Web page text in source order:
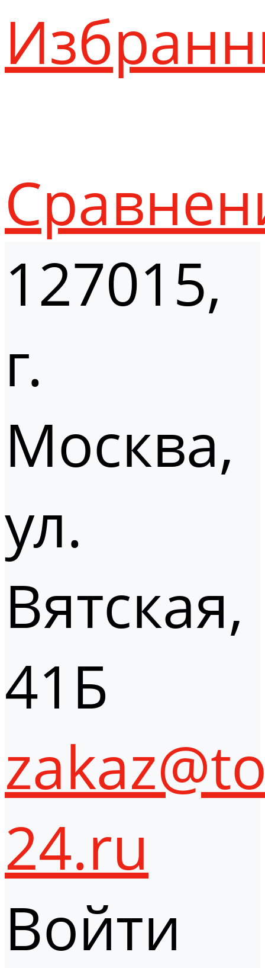
127015,
г.
Москва,
ул.
Вятская,
41Б
24.ru
Войти